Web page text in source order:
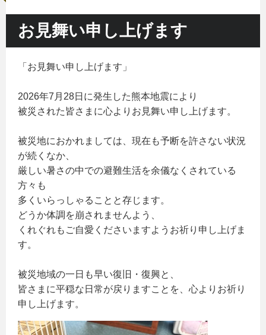
お見舞い申し上げます
「お見舞い申し上げます」
2026年7月28日に発生した熊本地震により
被災された皆さまに心よりお見舞い申し上げます。
被災地におかれましては、現在も予断を許さない状況
が続くなか、
厳しい暑さの中での避難生活を余儀なくされている
方々も
多くいらっしゃることと存じます。
どうか体調を崩されませんよう、
くれぐれもご自愛くださいますようお祈り申し上げま
す。
被災地域の一日も早い復旧・復興と、
皆さまに平穏な日常が戻りますことを、心よりお祈り
申し上げます。